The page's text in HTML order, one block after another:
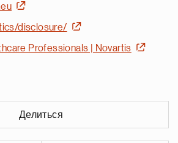
disclosure/
Professionals | Novartis
Делиться